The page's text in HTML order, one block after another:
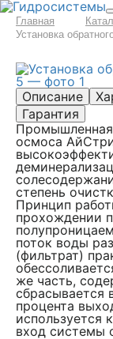
Главная
Установка
Описание
Гарантия
Промышленная
осмоса
степень
Принцип
прохождении
поток воды
(фильтрат)
же часть,
сбрасывается
процента
используется
вход системы